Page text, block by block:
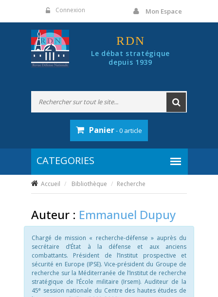
Connexion Mon Espace
RDN
Le débat stratégique
depuis 1939
Panier- 0 article
Accueil Bibliothèque Recherche
Auteur : Emmanuel Dupuy
Chargé de mission « recherche-défense » auprès du
secrétaire d’État à la défense et aux anciens
combattants. Président de l’Institut prospective et
sécurité en Europe (IPSE). Vice-président du Groupe de
recherche sur la Méditerranée de l’Institut de recherche
stratégique de l’École militaire (Irsem). Auditeur de la
45e session nationale du Centre des hautes études de